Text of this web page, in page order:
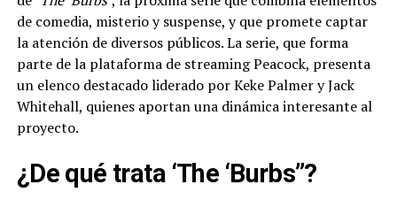
de comedia, misterio y suspense, y que promete captar
la atención de diversos públicos. La serie, que forma
parte de la plataforma de streaming Peacock, presenta
un elenco destacado liderado por Keke Palmer y Jack
Whitehall, quienes aportan una dinámica interesante al
proyecto.
¿De qué trata ‘The ‘Burbs’’?